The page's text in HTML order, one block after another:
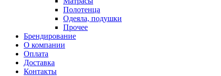
Полотенца
Одеяла, подушки
Прочее
Брендирование
О компании
Оплата
Доставка
Контакты